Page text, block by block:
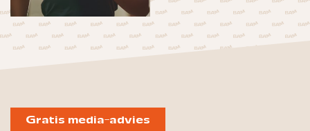
Gratis media-advies